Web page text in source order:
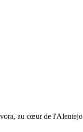
au cœur de l'Alentejo